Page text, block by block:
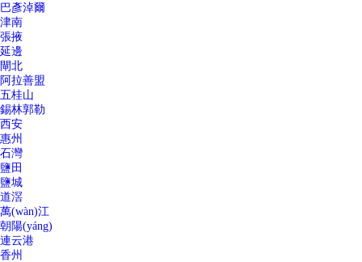
巴彥淖爾
津南
張掖
延邊
閘北
阿拉善盟
五桂山
錫林郭勒
西安
惠州
石灣
鹽田
鹽城
道滘
萬(wàn)江
朝陽(yáng)
連云港
香州